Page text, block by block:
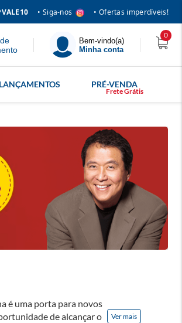
• Siga-nos • Ofertas imperdíveis!
Bem-vindo(a)
Minha conta
0
LANÇAMENTOS PRÉ-VENDA
é uma porta para novos
de alcançar o
Ver mais